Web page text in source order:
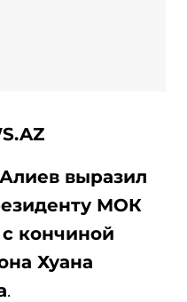
выразил
МОК
кончиной
Хуана
.